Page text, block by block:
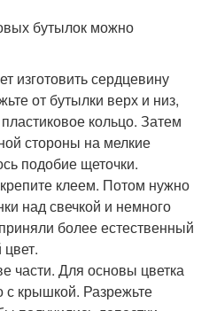
бутылок можно
изготовить сердцевину
от бутылки верх и низ,
кольцо. Затем
стороны на мелкие
подобие щеточки.
клеем. Потом нужно
над свечкой и немного
более естественный
части. Для основы цветка
с крышкой. Разрежьте